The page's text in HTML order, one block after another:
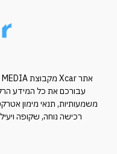
עבורכם את כל המידע
משמעותיות, תנאי מימון
רכישה נוחה, שקופה